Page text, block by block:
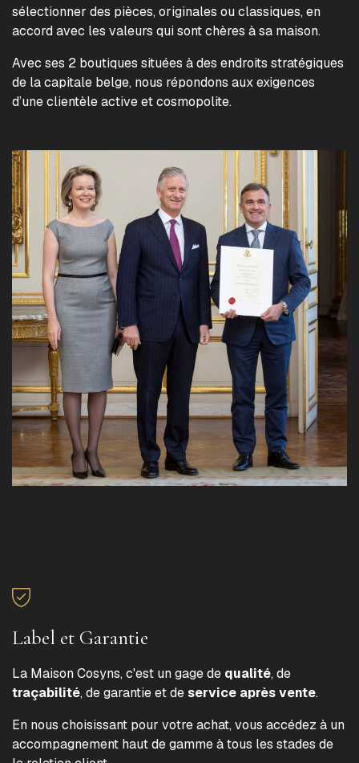
sélectionner des pièces, originales ou classiques, en
accord avec les valeurs qui sont chères à sa maison.
Avec ses 2 boutiques situées à des endroits stratégiques
de la capitale belge, nous répondons aux exigences
d’une clientèle active et cosmopolite.
Label et Garantie
La Maison Cosyns, c'est un gage de qualité, de
traçabilité, de garantie et deservice après vente.
En nous choisissant pour votre achat, vous accédez à un
accompagnement haut de gamme à tous les stades de